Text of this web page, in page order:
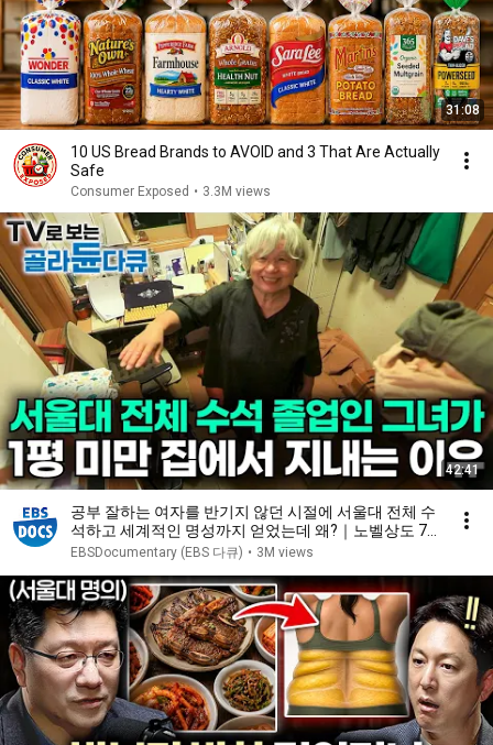
31:08
10 US Bread Brands to AVOID and 3 That Are Actually
Safe
Consumer Exposed • 3.3M views
42:41
공부 잘하는 여자를 반기지 않던 시절에 서울대 전체 수
석하고 세계적인 명성까지 얻었는데 왜?｜노벨상도 7
성급 호텔도 부럽지 않은 어느 학자의 품격｜여백서원
EBSDocumentary (EBS 다큐) • 3M views